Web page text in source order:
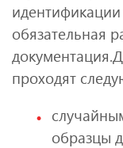
идентификации
обязательная
проходят
образцы